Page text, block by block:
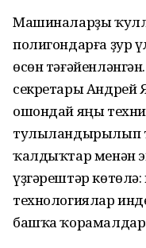
Машиналарҙы
полигондарға ҙур
өсөн
секретары Андрей
ошондай яңы
тулыландырылып
ҡалдыҡтар менән
үҙгәрештәр
технологиялар
башҡа